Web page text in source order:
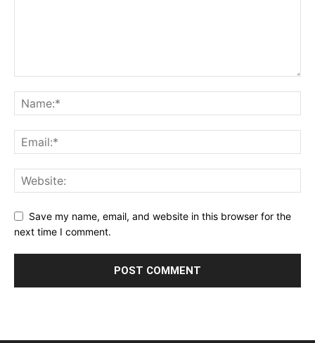
Save my name, email, and website in this browser for the
next time I comment.